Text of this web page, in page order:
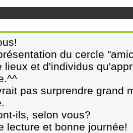
du cercle
lieux et d'individus
pas surprendre grand
ils, selon vous?
lecture et bonne journée!